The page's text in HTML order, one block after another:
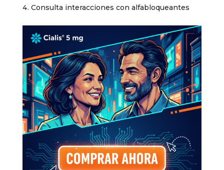
Consulta interacciones con alfabloqueantes